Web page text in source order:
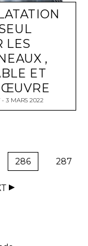
LES
,
ET
ŒUVRE
3 MARS 2022
286 287